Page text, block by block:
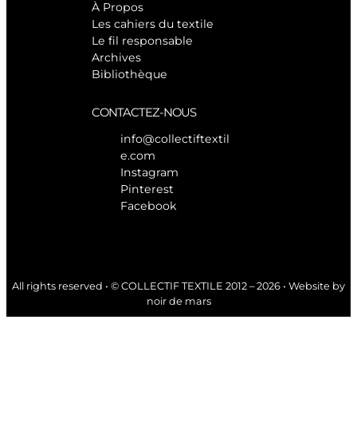
À Propos
Les cahiers du textile
Le fil responsable
Archives
Bibliothèque
CONTACTEZ-NOUS
info@collectiftextil
e.com
Instagram
Pinterest
Facebook
All rights reserved • © COLLECTIF TEXTILE 2012 – 2026 • Website by
noir de mars